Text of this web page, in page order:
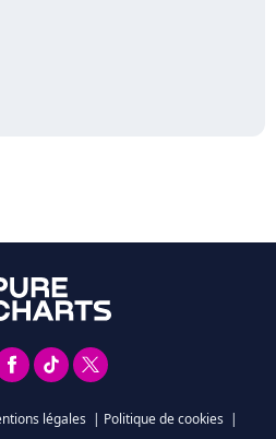
légales | Politique de cookies |